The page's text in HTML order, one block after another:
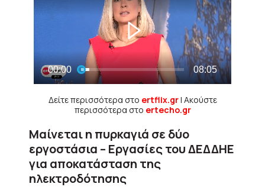
Δείτε περισσότερα στο ertflix.gr| Ακούστε
περισσότερα στο ertecho.gr
Μαίνεται η πυρκαγιά σε δύο
εργοστάσια – Εργασίες του ΔΕΔΔΗΕ
για αποκατάσταση της
ηλεκτροδότησης